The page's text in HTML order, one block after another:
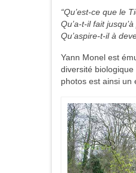
“Qu’est-ce que le
Qu’a­-t-il fait
Qu’aspire-t-il à
Yann Monel est
diversité biologique
photos est ainsi un